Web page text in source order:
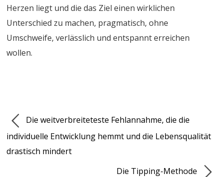
Herzen liegt und die das Ziel einen wirklichen
Unterschied zu machen, pragmatisch, ohne
Umschweife, verlässlich und entspannt erreichen
wollen.
Die weitverbreiteteste Fehlannahme, die die
individuelle Entwicklung hemmt und die Lebensqualität
drastisch mindert
Die Tipping-Methode